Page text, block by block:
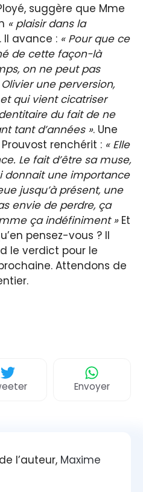
suggère que Mme
« plaisir dans la
. Il avance : « Pour que ce
de cette façon-là
on ne peut pas
une perversion,
qui vient cicatriser
du fait de ne
tant d’années ». Une
renchérit : « Elle
Le fait d’être sa muse,
donnait une importance
jusqu’à présent, une
envie de perdre, ça
ça indéfiniment »Et
pensez-vous ? Il
le verdict pour le
Attendons de
Envoyer
l’auteur, Maxime